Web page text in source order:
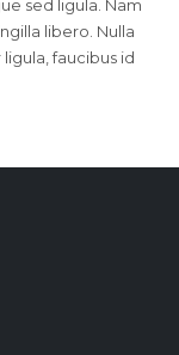
sed ligula. Nam
libero. Nulla
faucibus id